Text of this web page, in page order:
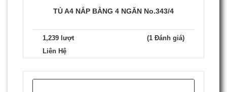
TỦ A4 NẮP BẰNG 4 NGĂN No.343/4
1,239 lượt
(1 Đánh giá)
Liên Hệ